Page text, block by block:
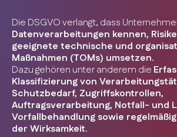
Die DSGVO verlangt, dass
Datenverarbeitungen kennen,
geeignete technische und
Maßnahmen (TOMs) umsetzen.
Dazu gehören unter anderem die
Klassifizierung von
Schutzbedarf, Zugriffskontrollen,
Auftragsverarbeitung, Notfall- und
Vorfallbehandlung sowie
der Wirksamkeit.